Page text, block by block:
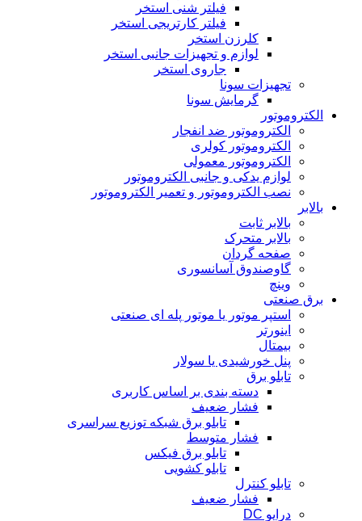
فیلتر شنی استخر
فیلتر کارتریجی استخر
کلرزن استخر
لوازم و تجهیزات جانبی استخر
جاروی استخر
تجهیزات سونا
گرمایش سونا
الکتروموتور
الکتروموتور ضد انفجار
الکتروموتور کولری
الکتروموتور معمولی
لوازم یدکی و جانبی الکتروموتور
نصب الکتروموتور و تعمیر الکتروموتور
بالابر
بالابر ثابت
بالابر متحرک
صفحه گردان
گاوصندوق آسانسوری
وینچ
برق صنعتی
استپر موتور یا موتور پله ای صنعتی
اینورتر
بیمتال
پنل خورشیدی یا سولار
تابلو برق
دسته بندی بر اساس کاربری
فشار ضعیف
تابلو برق شبکه توزیع سراسری
فشار متوسط
تابلو برق فیکس
تابلو کشویی
تابلو کنترل
فشار ضعیف
درایو DC